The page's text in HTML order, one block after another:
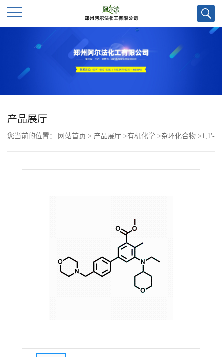
公
产品展厅
您当前的位置： 网站首页 > 产品展厅 >有机化学 >杂环化合物 >1,1'-